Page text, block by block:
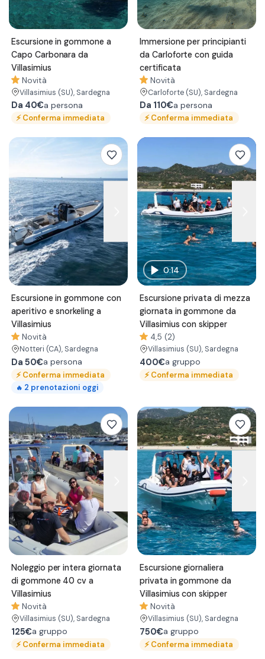
Escursione in gommone a
Capo Carbonara da
Villasimius
Novità
Villasimius (SU), Sardegna
Da 40€a persona
⚡Conferma immediata
Immersione per principianti
da Carloforte con guida
certificata
Novità
Carloforte (SU), Sardegna
Da 110€a persona
⚡Conferma immediata
Escursione in gommone con
aperitivo e snorkeling a
Villasimius
Novità
Notteri (CA), Sardegna
Da 50€a persona
⚡Conferma immediata
🔥 2 prenotazioni oggi
0:14
Escursione privata di mezza
giornata in gommone da
Villasimius con skipper
4,5 (2)
Villasimius (SU), Sardegna
400€a gruppo
⚡Conferma immediata
Noleggio per intera giornata
di gommone 40 cv a
Villasimius
Novità
Villasimius (SU), Sardegna
125€a gruppo
⚡Conferma immediata
Escursione giornaliera
privata in gommone da
Villasimius con skipper
Novità
Villasimius (SU), Sardegna
750€a gruppo
⚡Conferma immediata